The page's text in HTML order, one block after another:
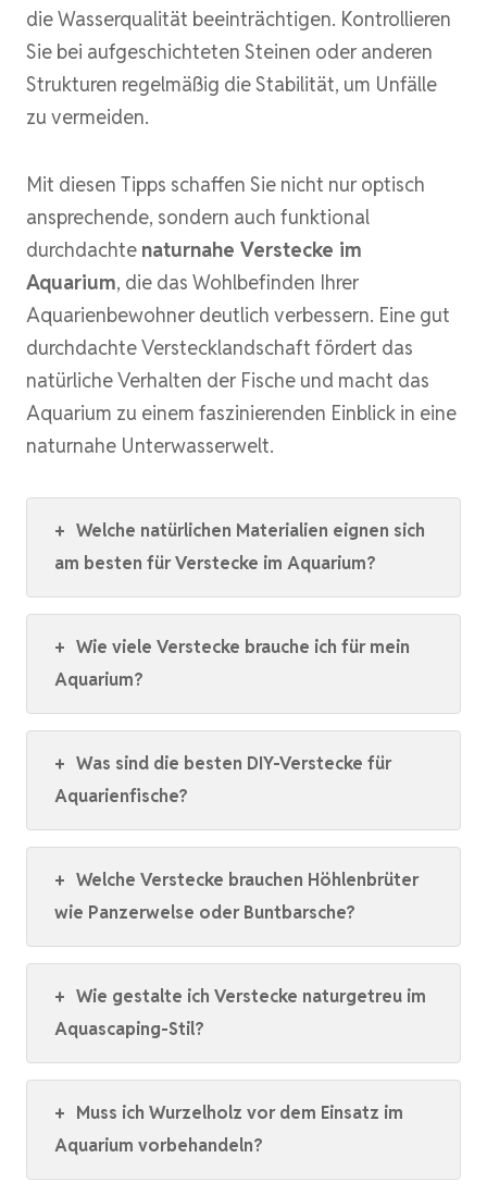
die Wasserqualität beeinträchtigen. Kontrollieren
Sie bei aufgeschichteten Steinen oder anderen
Strukturen regelmäßig die Stabilität, um Unfälle
zu vermeiden.
Mit diesen Tipps schaffen Sie nicht nur optisch
ansprechende, sondern auch funktional
durchdachte naturnahe Verstecke im
Aquarium, die das Wohlbefinden Ihrer
Aquarienbewohner deutlich verbessern. Eine gut
durchdachte Verstecklandschaft fördert das
natürliche Verhalten der Fische und macht das
Aquarium zu einem faszinierenden Einblick in eine
naturnahe Unterwasserwelt.
+ Welche natürlichen Materialien eignen sich
am besten für Verstecke im Aquarium?
+ Wie viele Verstecke brauche ich für mein
Aquarium?
+ Was sind die besten DIY-Verstecke für
Aquarienfische?
+ Welche Verstecke brauchen Höhlenbrüter
wie Panzerwelse oder Buntbarsche?
+ Wie gestalte ich Verstecke naturgetreu im
Aquascaping-Stil?
+ Muss ich Wurzelholz vor dem Einsatz im
Aquarium vorbehandeln?